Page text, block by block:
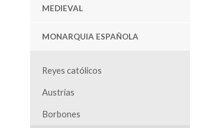
MEDIEVAL
MONARQUIA ESPAÑOLA
Reyes católicos
Austrias
Borbones